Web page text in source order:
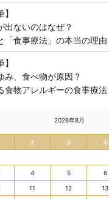
出ないのはなぜ？
「食事療法」の本当の理由
み、食べ物が原因？
食物アレルギーの食事療法
2026年8月
火 水 木
4 5 6
11 12 13